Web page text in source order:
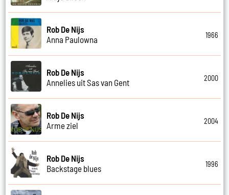
Rob De Nijs
Anna Paulowna
1966
Rob De Nijs
Annelies uit Sas van Gent
2000
Rob De Nijs
Arme ziel
2004
Rob De Nijs
Backstage blues
1996